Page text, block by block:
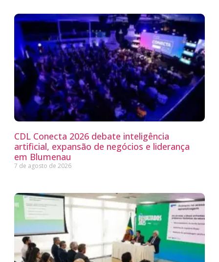
CDL Conecta 2026 debate inteligência
artificial, expansão de negócios e liderança
em Blumenau
7 de agosto de 2026